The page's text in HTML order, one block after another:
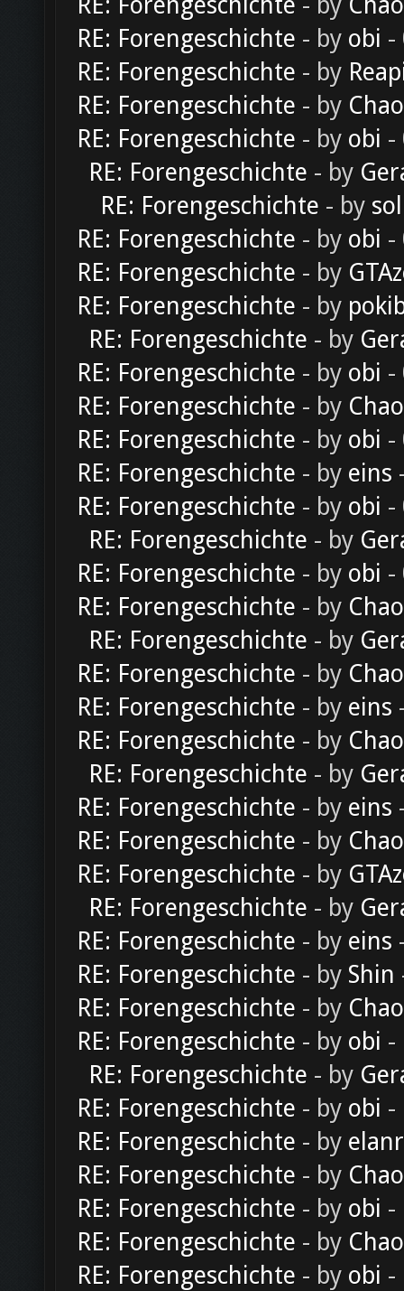
RE: Forengeschichte - by obi -
RE: Forengeschichte - by
RE: Forengeschichte - by
RE: Forengeschichte - by obi -
RE: Forengeschichte - by
RE: Forengeschichte - by
RE: Forengeschichte - by obi -
RE: Forengeschichte - by
RE: Forengeschichte - by
RE: Forengeschichte - by
RE: Forengeschichte - by obi -
RE: Forengeschichte - by
RE: Forengeschichte - by obi -
RE: Forengeschichte - by eins
RE: Forengeschichte - by obi -
RE: Forengeschichte - by
RE: Forengeschichte - by obi -
RE: Forengeschichte - by
RE: Forengeschichte - by
RE: Forengeschichte - by
RE: Forengeschichte - by eins
RE: Forengeschichte - by
RE: Forengeschichte - by
RE: Forengeschichte - by eins
RE: Forengeschichte - by
RE: Forengeschichte - by
RE: Forengeschichte - by
RE: Forengeschichte - by eins
RE: Forengeschichte - by Shin
RE: Forengeschichte - by
RE: Forengeschichte - by obi -
RE: Forengeschichte - by
RE: Forengeschichte - by obi -
RE: Forengeschichte - by
RE: Forengeschichte - by
RE: Forengeschichte - by obi -
RE: Forengeschichte - by
RE: Forengeschichte - by obi -